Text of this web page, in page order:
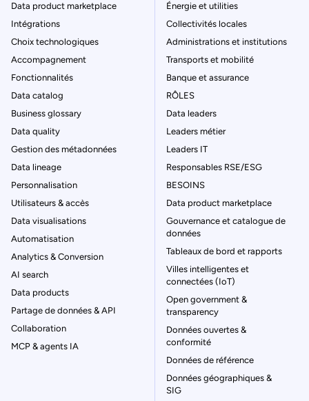
Data product marketplace
Intégrations
Choix technologiques
Accompagnement
Fonctionnalités
Data catalog
Business glossary
Data quality
Gestion des métadonnées
Data lineage
Personnalisation
Utilisateurs & accès
Data visualisations
Automatisation
Analytics & Conversion
AI search
Data products
Partage de données & API
Collaboration
MCP & agents IA
Énergie et utilities
Collectivités locales
Administrations et institutions
Transports et mobilité
Banque et assurance
RÔLES
Data leaders
Leaders métier
Leaders IT
Responsables RSE/ESG
BESOINS
Data product marketplace
Gouvernance et catalogue de
données
Tableaux de bord et rapports
Villes intelligentes et
connectées (IoT)
Open government &
transparency
Données ouvertes &
conformité
Données de référence
Données géographiques &
SIG